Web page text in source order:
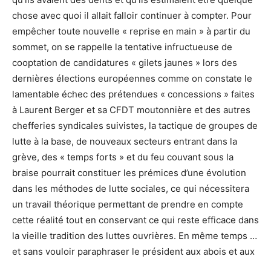
chose avec quoi il allait falloir continuer à compter. Pour
empêcher toute nouvelle « reprise en main » à partir du
sommet, on se rappelle la tentative infructueuse de
cooptation de candidatures « gilets jaunes » lors des
dernières élections européennes comme on constate le
lamentable échec des prétendues « concessions » faites
à Laurent Berger et sa CFDT moutonnière et des autres
chefferies syndicales suivistes, la tactique de groupes de
lutte à la base, de nouveaux secteurs entrant dans la
grève, des « temps forts » et du feu couvant sous la
braise pourrait constituer les prémices d’une évolution
dans les méthodes de lutte sociales, ce qui nécessitera
un travail théorique permettant de prendre en compte
cette réalité tout en conservant ce qui reste efficace dans
la vieille tradition des luttes ouvrières. En même temps …
et sans vouloir paraphraser le président aux abois et aux